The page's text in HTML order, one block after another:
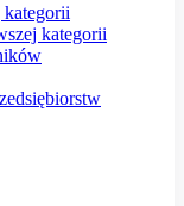
kategorii
kategorii